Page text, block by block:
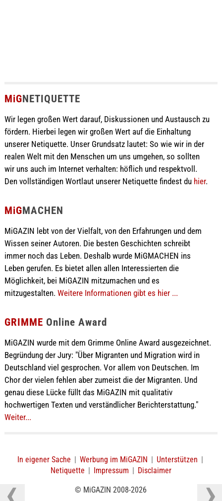
MiGNETIQUETTE
Wir legen großen Wert darauf, Diskussionen und Austausch zu
fördern. Hierbei legen wir großen Wert auf die Einhaltung
unserer Netiquette. Unser Grundsatz lautet: So wie wir in der
realen Welt mit den Menschen um uns umgehen, so sollten
wir uns auch im Internet verhalten: höflich und respektvoll.
Den vollständigen Wortlaut unserer Netiquette findest du hier.
MiGMACHEN
MiGAZIN lebt von der Vielfalt, von den Erfahrungen und dem
Wissen seiner Autoren. Die besten Geschichten schreibt
immer noch das Leben. Deshalb wurde MiGMACHEN ins
Leben gerufen. Es bietet allen allen Interessierten die
Möglichkeit, bei MiGAZIN mitzumachen und es
mitzugestalten. Weitere Informationen gibt es hier ...
GRIMME Online Award
MiGAZIN wurde mit dem Grimme Online Award ausgezeichnet.
Begründung der Jury: "Über Migranten und Migration wird in
Deutschland viel gesprochen. Vor allem von Deutschen. Im
Chor der vielen fehlen aber zumeist die der Migranten. Und
genau diese Lücke füllt das MiGAZIN mit qualitativ
hochwertigen Texten und verständlicher Berichterstattung."
Weiter...
In eigener Sache | Werbung im MiGAZIN | Unterstützen |
Netiquette | Impressum | Disclaimer
© MiGAZIN 2008-2026